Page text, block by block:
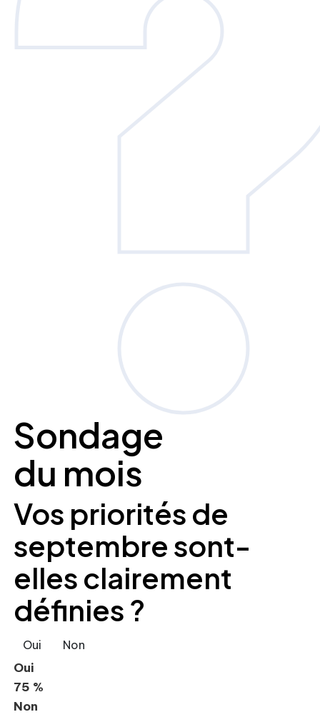
Sondage
du mois
Vos priorités de
septembre sont-
elles clairement
définies ?
Oui Non
Oui
75 %
Non